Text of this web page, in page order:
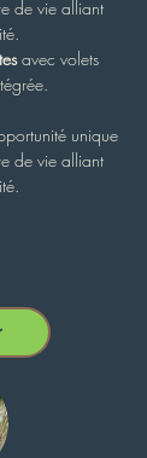
de vie alliant
avec volets
unique
de vie alliant